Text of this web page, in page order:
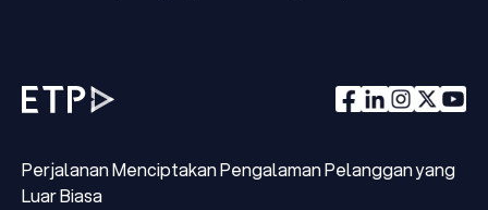
Perjalanan Menciptakan Pengalaman Pelanggan yang
Luar Biasa